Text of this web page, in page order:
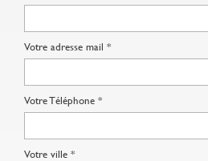
Votre adresse mail *
Votre Téléphone *
Votre ville *